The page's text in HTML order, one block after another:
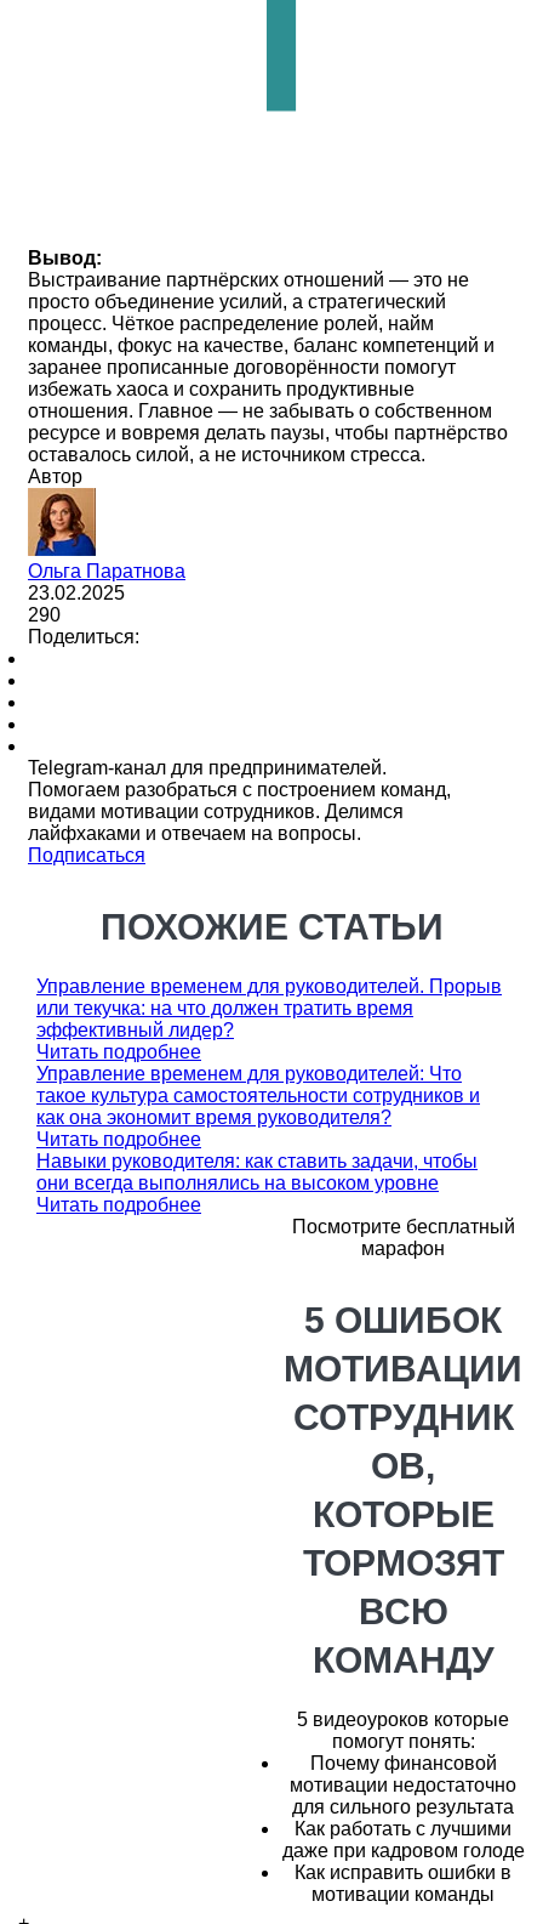
Вывод:
Выстраивание партнёрских отношений — это не
просто объединение усилий, а стратегический
процесс. Чёткое распределение ролей, найм
команды, фокус на качестве, баланс компетенций и
заранее прописанные договорённости помогут
избежать хаоса и сохранить продуктивные
отношения. Главное — не забывать о собственном
ресурсе и вовремя делать паузы, чтобы партнёрство
оставалось силой, а не источником стресса.
Автор
Ольга Паратнова
23.02.2025
290
Поделиться:
Telegram-канал для предпринимателей.
Помогаем разобраться с построением команд,
видами мотивации сотрудников. Делимся
лайфхаками и отвечаем на вопросы.
Подписаться
ПОХОЖИЕ СТАТЬИ
Управление временем для руководителей. Прорыв
или текучка: на что должен тратить время
эффективный лидер?
Читать подробнее
Управление временем для руководителей: Что
такое культура самостоятельности сотрудников и
как она экономит время руководителя?
Читать подробнее
Навыки руководителя: как ставить задачи, чтобы
они всегда выполнялись на высоком уровне
Читать подробнее
Посмотрите бесплатный
марафон
5 ОШИБОК
МОТИВАЦИИ
СОТРУДНИК
ОВ,
КОТОРЫЕ
ТОРМОЗЯТ
ВСЮ
КОМАНДУ
5 видеоуроков которые
помогут понять:
Почему финансовой
мотивации недостаточно
для сильного результата
Как работать с лучшими
даже при кадровом голоде
Как исправить ошибки в
мотивации команды